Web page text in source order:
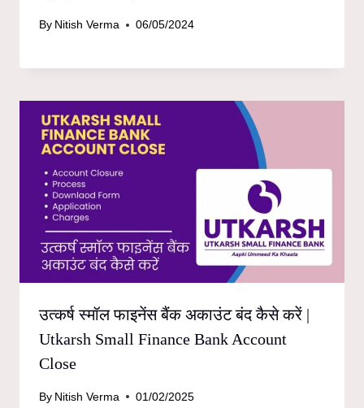
By Nitish Verma 06/05/2024
उत्कर्ष स्मॉल फाइनेंस बैंक अकाउंट बंद कैसे करें |
Utkarsh Small Finance Bank Account
Close
By Nitish Verma 01/02/2025